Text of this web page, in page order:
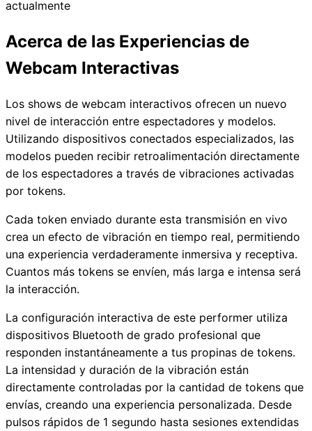
actualmente
Acerca de las Experiencias de
Webcam Interactivas
Los shows de webcam interactivos ofrecen un nuevo
nivel de interacción entre espectadores y modelos.
Utilizando dispositivos conectados especializados, las
modelos pueden recibir retroalimentación directamente
de los espectadores a través de vibraciones activadas
por tokens.
Cada token enviado durante esta transmisión en vivo
crea un efecto de vibración en tiempo real, permitiendo
una experiencia verdaderamente inmersiva y receptiva.
Cuantos más tokens se envíen, más larga e intensa será
la interacción.
La configuración interactiva de este performer utiliza
dispositivos Bluetooth de grado profesional que
responden instantáneamente a tus propinas de tokens.
La intensidad y duración de la vibración están
directamente controladas por la cantidad de tokens que
envías, creando una experiencia personalizada. Desde
pulsos rápidos de 1 segundo hasta sesiones extendidas